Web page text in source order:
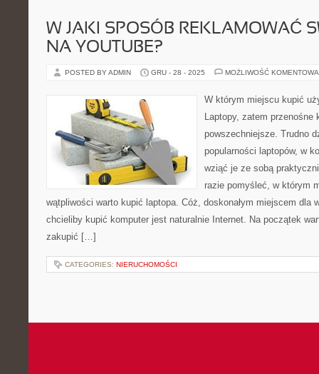
W JAKI SPOSÓB REKLAMOWAĆ
NA YOUTUBE?
POSTED BY ADMIN GRU - 28 - 2025 MOŻLIWOŚĆ
W którym miejscu kupić
Laptopy, zatem
powszechniejsze. Trudno
popularności laptopów, w
wziąć je ze sobą
razie pomyśleć, w którym
wątpliwości warto kupić laptopa. Cóż, doskonałym miejscem
chcieliby kupić komputer jest naturalnie Internet. Na początek
zakupić […]
CATEGORIES: NIERUCHOMOŚCI